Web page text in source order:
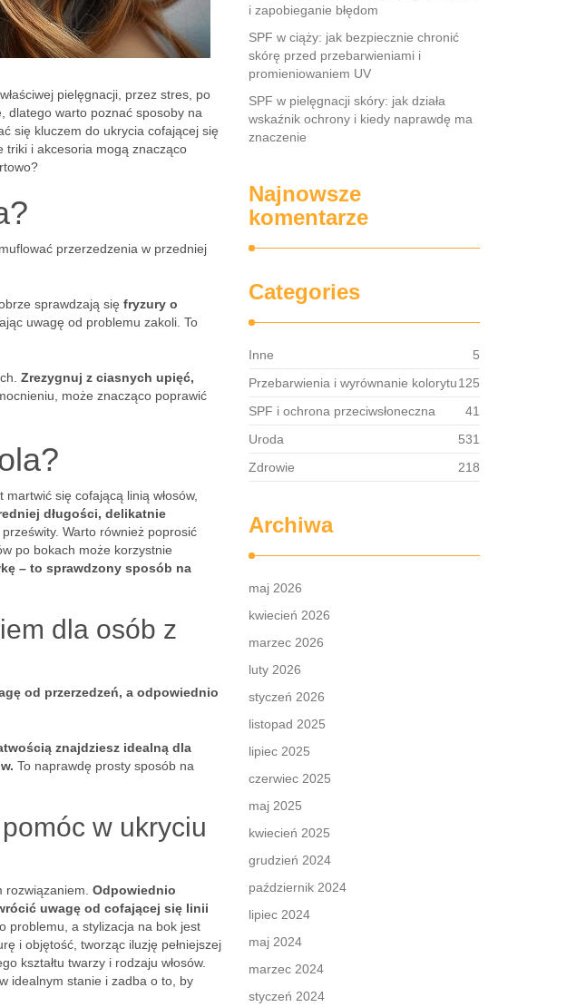
pielęgnacji, przez stres, po
dlatego warto poznać sposoby na
się kluczem do ukrycia cofającej się
triki i akcesoria mogą znacząco
przerzedzenia w przedniej
sprawdzają się fryzury o
uwagę od problemu zakoli. To
Zrezygnuj z ciasnych upięć,
może znacząco poprawić
się cofającą linią włosów,
długości, delikatnie
Warto również poprosić
po bokach może korzystnie
– to sprawdzony sposób na
dla osób z
od przerzedzeń, a odpowiednio
znajdziesz idealną dla
To naprawdę prosty sposób na
w ukryciu
Odpowiednio
uwagę od cofającej się linii
problemu, a stylizacja na bok jest
i objętość, tworząc iluzję pełniejszej
kształtu twarzy i rodzaju włosów.
idealnym stanie i zadba o to, by
i zapobieganie błędom
SPF w ciąży: jak bezpiecznie chronić
skórę przed przebarwieniami i
promieniowaniem UV
SPF w pielęgnacji skóry: jak działa
wskaźnik ochrony i kiedy naprawdę ma
znaczenie
Najnowsze
komentarze
Categories
Inne
5
Przebarwienia i wyrównanie kolorytu125
SPF i ochrona przeciwsłoneczna
41
Uroda
531
Zdrowie
218
Archiwa
maj 2026
kwiecień 2026
marzec 2026
luty 2026
styczeń 2026
listopad 2025
lipiec 2025
czerwiec 2025
maj 2025
kwiecień 2025
grudzień 2024
październik 2024
lipiec 2024
maj 2024
marzec 2024
styczeń 2024